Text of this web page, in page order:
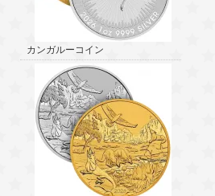
カンガルーコイン